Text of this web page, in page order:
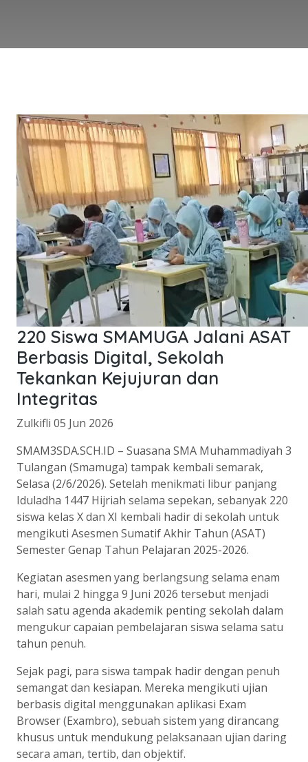
220 Siswa SMAMUGA Jalani ASAT
Berbasis Digital, Sekolah
Tekankan Kejujuran dan
Integritas
Zulkifli 05 Jun 2026
SMAM3SDA.SCH.ID – Suasana SMA Muhammadiyah 3
Tulangan (Smamuga) tampak kembali semarak,
Selasa (2/6/2026). Setelah menikmati libur panjang
Iduladha 1447 Hijriah selama sepekan, sebanyak 220
siswa kelas X dan XI kembali hadir di sekolah untuk
mengikuti Asesmen Sumatif Akhir Tahun (ASAT)
Semester Genap Tahun Pelajaran 2025-2026.
Kegiatan asesmen yang berlangsung selama enam
hari, mulai 2 hingga 9 Juni 2026 tersebut menjadi
salah satu agenda akademik penting sekolah dalam
mengukur capaian pembelajaran siswa selama satu
tahun penuh.
Sejak pagi, para siswa tampak hadir dengan penuh
semangat dan kesiapan. Mereka mengikuti ujian
berbasis digital menggunakan aplikasi Exam
Browser (Exambro), sebuah sistem yang dirancang
khusus untuk mendukung pelaksanaan ujian daring
secara aman, tertib, dan objektif.